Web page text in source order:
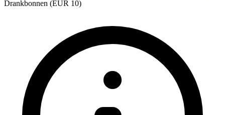
Drankbonnen (EUR 10)